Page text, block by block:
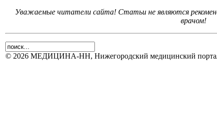
Уважаемые читатели сайта! Статьи не являются
врачом!
© 2026 МЕДИЦИНА-НН, Нижегородский медицинский